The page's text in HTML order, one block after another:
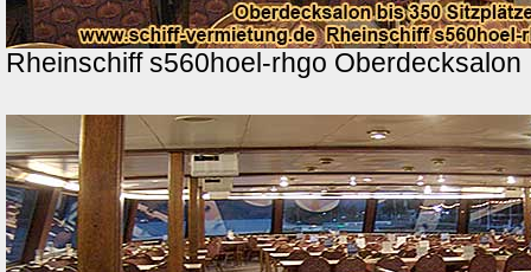
Rheinschiff s560hoel-rhgo Oberdecksalon